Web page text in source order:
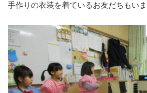
手作りの衣装を着ているお友だちもいま